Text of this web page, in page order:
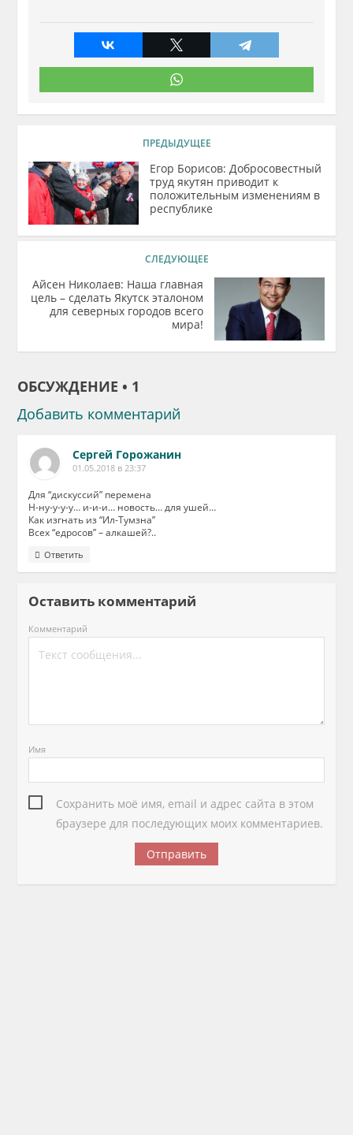
ПРЕДЫДУЩЕЕ
Егор Борисов: Добросовестный
труд якутян приводит к
положительным изменениям в
республике
СЛЕДУЮЩЕЕ
Айсен Николаев: Наша главная
цель – сделать Якутск эталоном
для северных городов всего
мира!
ОБСУЖДЕНИЕ • 1
Добавить комментарий
Сергей Горожанин
01.05.2018 в 23:37
Для “дискуссий” перемена
Н-ну-у-у-у… и-и-и… новость… для ушей…
Как изгнать из “Ил-Тумзна”
Всех “едросов” – алкашей?..
Ответить
Оставить комментарий
Комментарий
Имя
Сохранить моё имя, email и адрес сайта в этом
браузере для последующих моих комментариев.